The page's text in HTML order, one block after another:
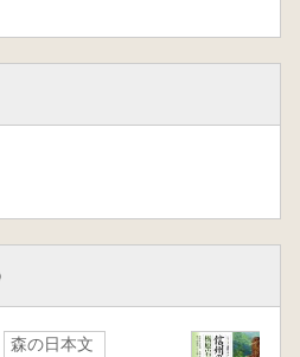
討)/
縄文時代の社会
家族集団/
層化社会の存否につい
森の日本文